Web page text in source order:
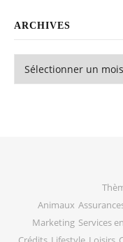
ARCHIVES
Archives
Animaux
Marketing Services